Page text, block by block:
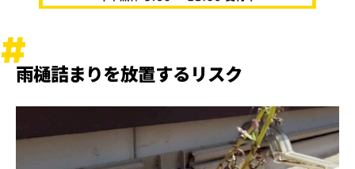
雨樋詰まりを放置するリスク